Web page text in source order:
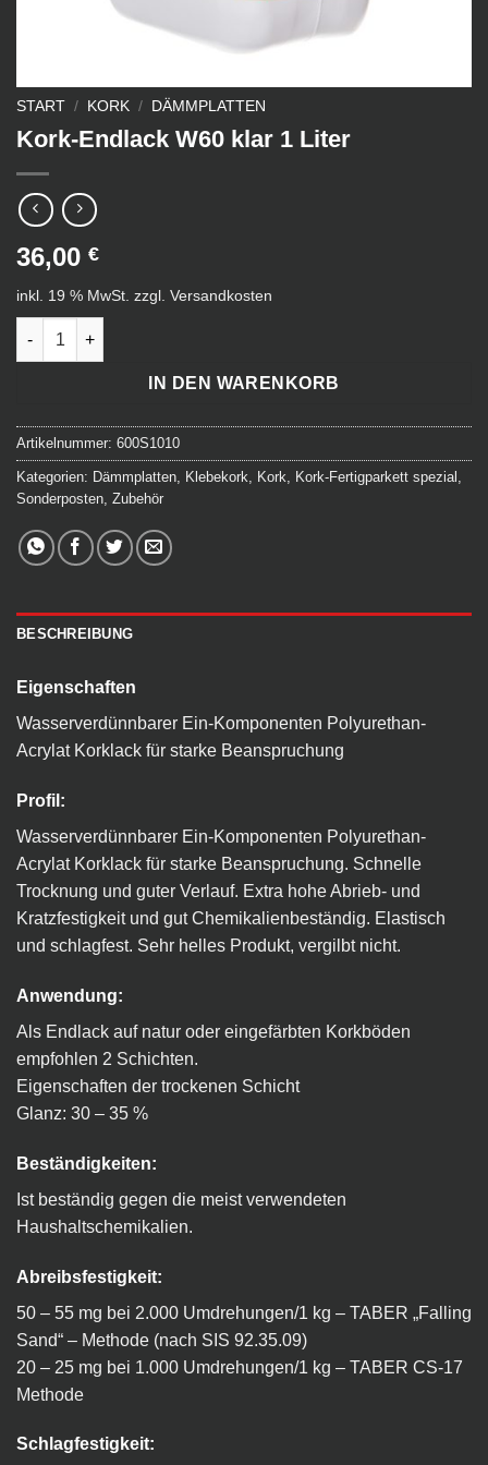
START / KORK / DÄMMPLATTEN
Kork-Endlack W60 klar 1 Liter
36,00 €
inkl. 19 % MwSt. zzgl. Versandkosten
Kork-Endlack W60 klar 1 Liter Menge
IN DEN WARENKORB
Artikelnummer: 600S1010
Kategorien: Dämmplatten, Klebekork, Kork, Kork-Fertigparkett spezial ,
Sonderposten, Zubehör
BESCHREIBUNG
Eigenschaften
Wasserverdünnbarer Ein-Komponenten Polyurethan-
Acrylat Korklack für starke Beanspruchung
Profil:
Wasserverdünnbarer Ein-Komponenten Polyurethan-
Acrylat Korklack für starke Beanspruchung. Schnelle
Trocknung und guter Verlauf. Extra hohe Abrieb- und
Kratzfestigkeit und gut Chemikalienbeständig. Elastisch
und schlagfest. Sehr helles Produkt, vergilbt nicht.
Anwendung:
Als Endlack auf natur oder eingefärbten Korkböden
empfohlen 2 Schichten.
Eigenschaften der trockenen Schicht
Glanz: 30 – 35 %
Beständigkeiten:
Ist beständig gegen die meist verwendeten
Haushaltschemikalien.
Abreibsfestigkeit:
50 – 55 mg bei 2.000 Umdrehungen/1 kg – TABER „Falling
Sand“ – Methode (nach SIS 92.35.09)
20 – 25 mg bei 1.000 Umdrehungen/1 kg – TABER CS-17
Methode
Schlagfestigkeit: